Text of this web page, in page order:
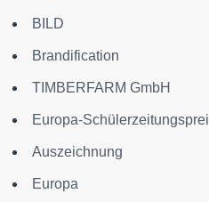
BILD
Brandification
TIMBERFARM GmbH
Europa-
Auszeichnung
Europa